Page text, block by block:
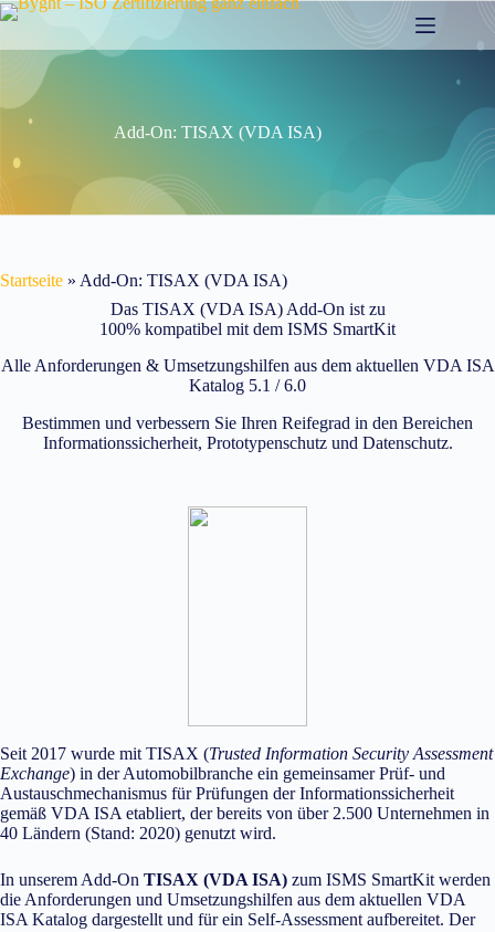
Zum
springen
Add-On: TISAX (VDA ISA)
Startseite » Add-On: TISAX (VDA ISA)
Das TISAX (VDA ISA) Add-On ist zu
100% kompatibel mit dem ISMS SmartKit
Alle Anforderungen & Umsetzungshilfen aus dem aktuellen VDA ISA
Katalog 5.1 / 6.0
Bestimmen und verbessern Sie Ihren Reifegrad in den Bereichen
Informationssicherheit, Prototypenschutz und Datenschutz.
Seit 2017 wurde mit TISAX (Trusted Information Security Assessment
Exchange) in der Automobilbranche ein gemeinsamer Prüf- und
Austauschmechanismus für Prüfungen der Informationssicherheit
gemäß VDA ISA etabliert, der bereits von über 2.500 Unternehmen in
40 Ländern (Stand: 2020) genutzt wird.
In unserem Add-On TISAX (VDA ISA) zum ISMS SmartKit werden
die Anforderungen und Umsetzungshilfen aus dem aktuellen VDA
ISA Katalog dargestellt und für ein Self-Assessment aufbereitet. Der